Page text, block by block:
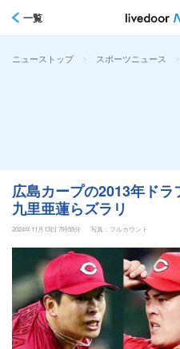
一覧
ニューストップ > スポーツニュース >
広島カープの2013年ド
九里亜蓮らズラリ
2024年11月13日 7時55分
写真：フルカウント